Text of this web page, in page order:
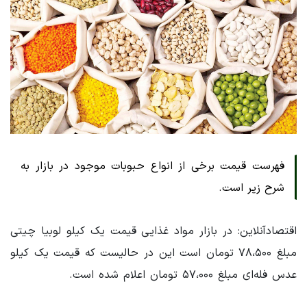
فهرست قیمت برخی از انواع حبوبات موجود در بازار به
شرح زیر است.
اقتصادآنلاین: در بازار مواد غذایی قیمت یک کیلو لوبیا چیتی
مبلغ ۷۸،۵۰۰ تومان است این در حالیست که قیمت یک کیلو
عدس فله‌ای مبلغ ۵۷،۰۰۰ تومان اعلام شده است.